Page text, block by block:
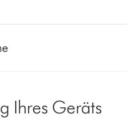
Ihres Geräts